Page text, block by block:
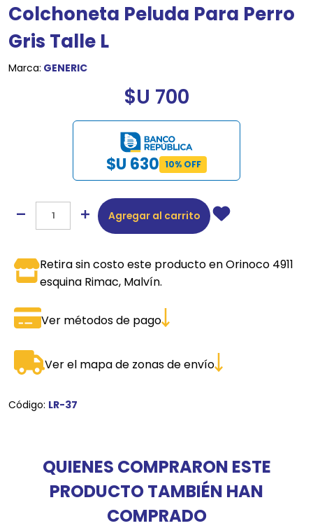
Colchoneta Peluda Para Perro
Gris Talle L
Marca: GENERIC
$U 700
$U 630 10% OFF
Agregar al carrito
Retira sin costo este producto en Orinoco 4911
esquina Rimac, Malvín.
Ver métodos de pago
Ver el mapa de zonas de envío
Código: LR-37
QUIENES COMPRARON ESTE
PRODUCTO TAMBIÉN HAN
COMPRADO